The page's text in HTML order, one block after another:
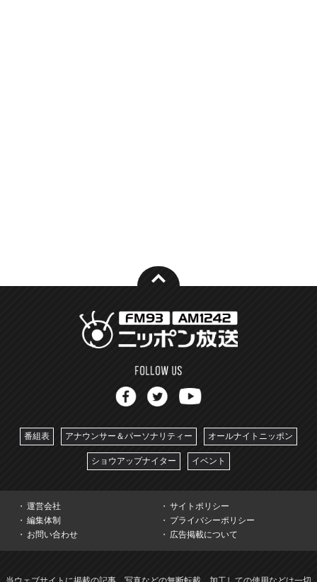
番組表 アナウンサー＆パーソナリティー オールナイトニッポン
ショウアップナイター イベント
運営会社
サイトポリシー
編集体制
プライバシーポリシー
お問い合わせ
広告掲載について
当ウェブサイトに掲載の記事、写真などの無断転載、加工しての使用などは一切